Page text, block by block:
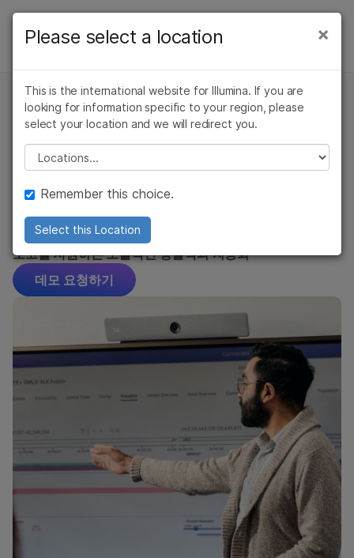
학습
지원
추천 링크
개요
Illumina Connected Multiomics
DRAGEN 2차 분석
BaseSpace Sequence Hub
Illumina Connected Analytics
Informatics Products
Emedgene 소프트웨어
Illumina Connected Insights
검사실 관리 소프트웨어
마이크로어레이 소프트웨어
BlueFuse Multi 소프트웨어
클라우드 데이터 스토리지 및 분석을 위한 iCredit
Illumina Connected Insights
Illumina Connected Insights
Illumina Connected
Insights를 통한 정밀 종양학
간소화
모든 규모의 모든 assay에 대한 체세포 종양학 변이 해석 및
보고를 지원하는 포괄적인 통찰력과 자동화
데모 요청하기
×
Please select a location
This is the international website for Illumina. If you are
looking for information specific to your region, please
select your location and we will redirect you.
Please select a location
Remember this choice.
Select this Location
있습니다. 주요 관심 분야를 선택해 주세요:
×
암 연구
미생물학 연구
농업유전체학 연구
복합 질환 연구
임상 종양학 연구
생식 보건 연구
유전 및 희귀 질환